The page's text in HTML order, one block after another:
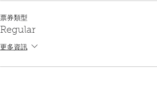
票券類型
Regular
更多資訊